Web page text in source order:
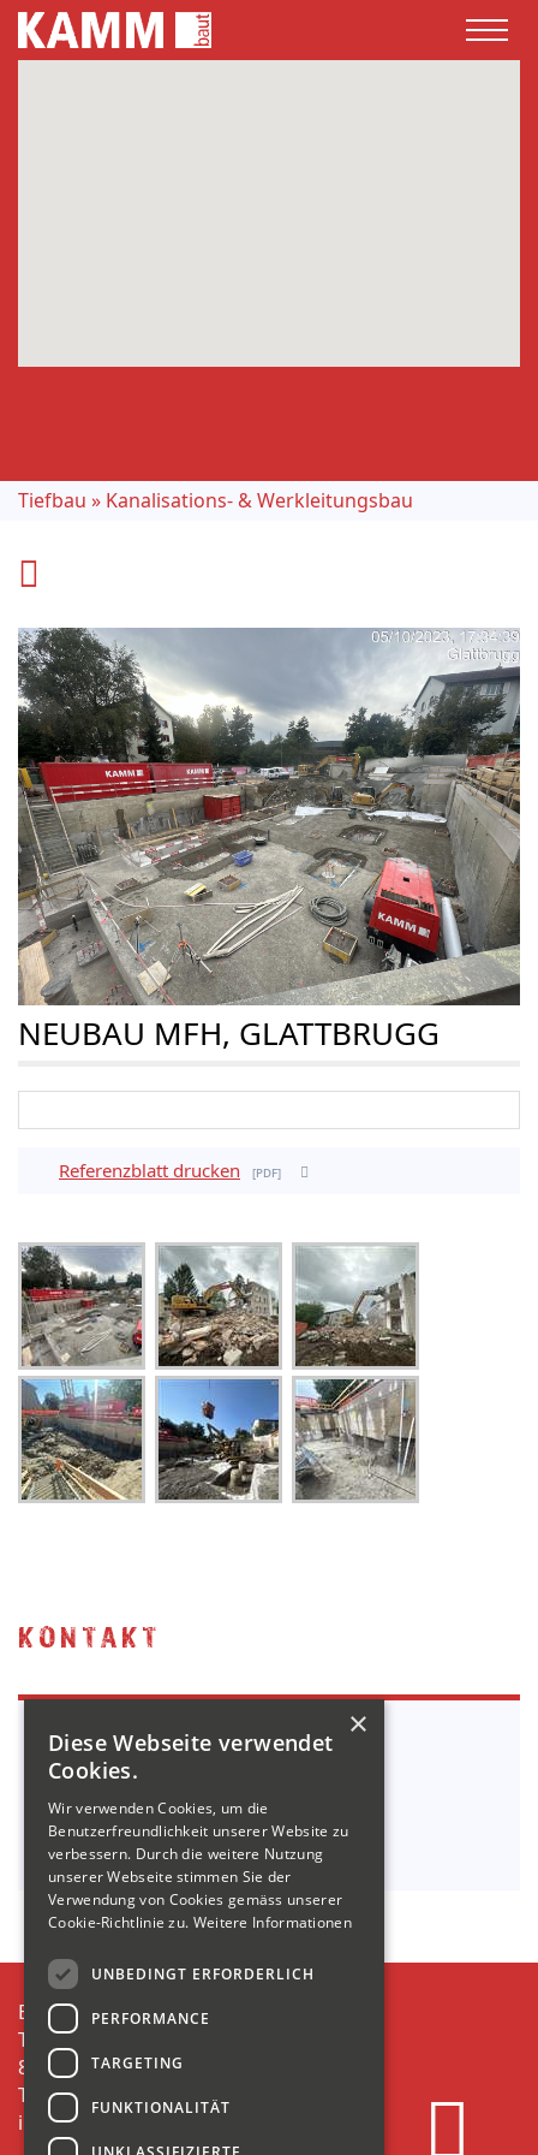
Tiefbau » Kanalisations- & Werkleitungsbau
NEUBAU MFH, GLATTBRUGG
Referenzblatt drucken pdf
KONTAKT
In BelangenTIEFBAU
wenden Sie sich bitte an:
Tel. +41 55 614 61 00
info@kamm-baut.ch
E.KAMM AG
Tiefenwinkel 21
8874 Mühlehorn
T +41 55 614 61 00
info@kamm-baut.ch
×
Diese Webseite verwendet
Cookies.
Wir verwenden Cookies, um die
Benutzerfreundlichkeit unserer Website zu
verbessern. Durch die weitere Nutzung
unserer Webseite stimmen Sie der
Verwendung von Cookies gemäss unserer
Cookie-Richtlinie zu. Weitere Informationen
UNBEDINGT ERFORDERLICH
PERFORMANCE
TARGETING
FUNKTIONALITÄT